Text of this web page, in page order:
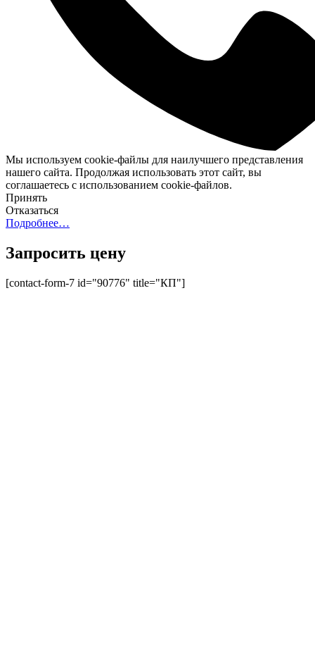
Мы используем cookie-файлы для наилучшего представления
нашего сайта. Продолжая использовать этот сайт, вы
соглашаетесь с использованием cookie-файлов.
Принять
Отказаться
Подробнее…
Запросить цену
[contact-form-7 id="90776" title="КП"]